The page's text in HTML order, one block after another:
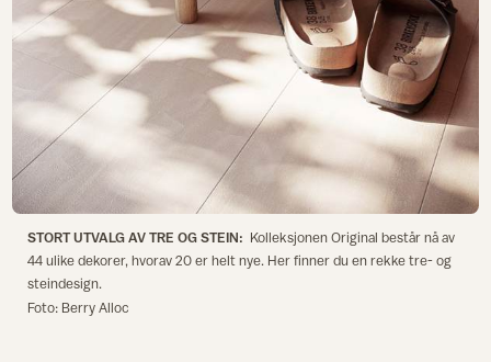
STORT UTVALG AV TRE OG STEIN: Kolleksjonen Original består nå av
44 ulike dekorer, hvorav 20 er helt nye. Her finner du en rekke tre- og
steindesign.
Foto: Berry Alloc